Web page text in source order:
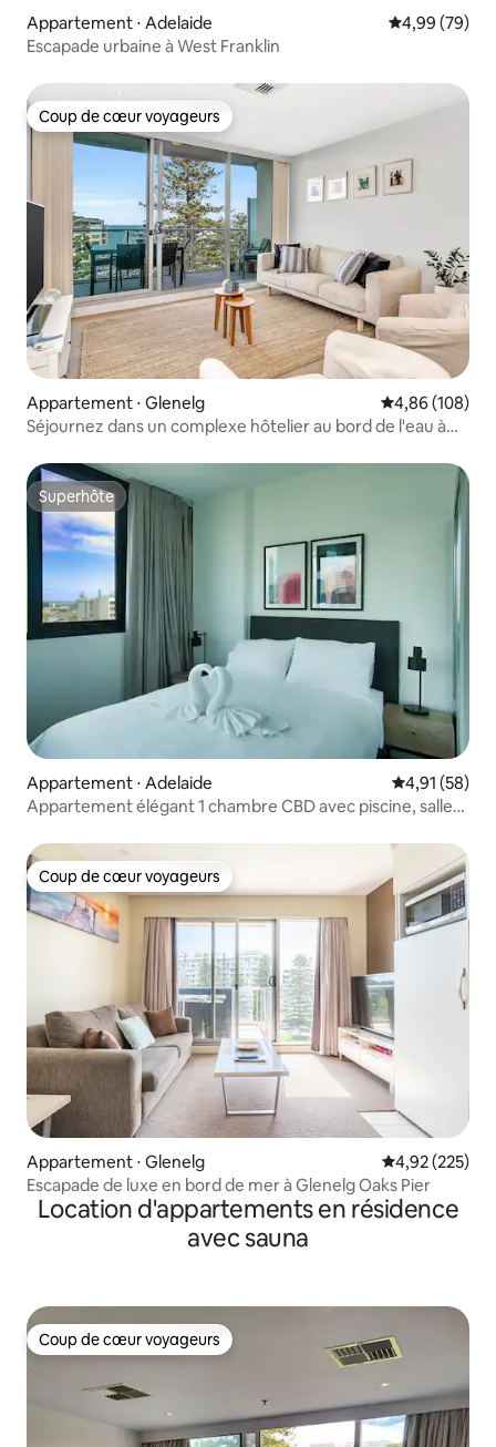
Appartement ⋅ Adelaide Évaluation
4,99 (79)
Escapade urbaine à West Franklin
Coup de cœur voyageurs
Coup de cœur voyageurs
Appartement ⋅ Glenelg Évaluation
4,86 (108)
Séjournez dans un complexe hôtelier au bord de l'eau à
Superhôte
Superhôte
Appartement ⋅ Adelaide Évaluation
4,91 (58)
Appartement élégant 1 chambre CBD avec piscine, salle
Coup de cœur voyageurs
Coup de cœur voyageurs
Appartement ⋅ Glenelg Évaluation
4,92 (225)
Escapade de luxe en bord de mer à Glenelg Oaks Pier
Location d'appartements en résidence
avec sauna
Coup de cœur voyageurs
Coup de cœur voyageurs